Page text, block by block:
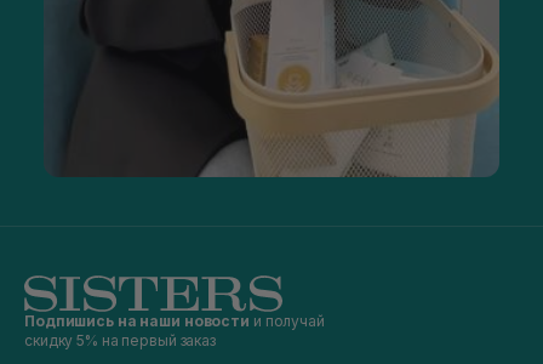
Подпишись на наши новости и получай
скидку 5% на первый заказ